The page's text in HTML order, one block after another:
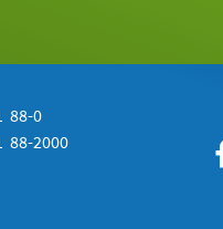
88-0
88-2000